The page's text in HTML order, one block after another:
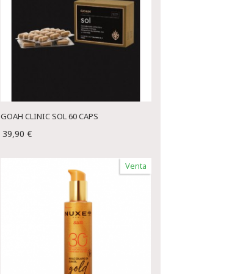
GOAH CLINIC SOL 60 CAPS
39,90 €
Venta